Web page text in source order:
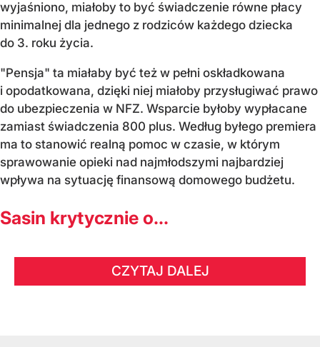
wyjaśniono, miałoby to być świadczenie równe płacy
minimalnej dla jednego z rodziców każdego dziecka
do 3. roku życia.
"Pensja" ta miałaby być też w pełni oskładkowana
i opodatkowana, dzięki niej miałoby przysługiwać prawo
do ubezpieczenia w NFZ. Wsparcie byłoby wypłacane
zamiast świadczenia 800 plus. Według byłego premiera
ma to stanowić realną pomoc w czasie, w którym
sprawowanie opieki nad najmłodszymi najbardziej
wpływa na sytuację finansową domowego budżetu.
Sasin krytycznie o...
CZYTAJ DALEJ